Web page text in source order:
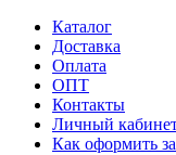
Каталог
Доставка
Оплата
ОПТ
Контакты
Личный
Как оформить